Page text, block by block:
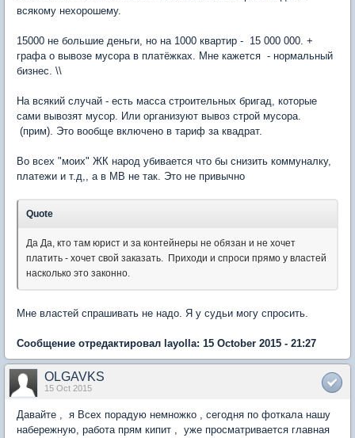
всякому нехорошему.
15000 не большие деньги, но на 1000 квартир - 15 000 000. +
графа о вывозе мусора в платёжках. Мне кажется - нормальный
бизнес. \\
На всякий случай - есть масса строительных бригад, которые
сами вывозят мусор. Или организуют вывоз строй мусора.
(прим). Это вообще включено в тариф за квадрат.
Во всех "моих" ЖК народ убивается что бы снизить коммуналку,
платежи и т.д,, а в МВ не так. Это не привычно
Quote
Да Да, кто там юрист и за контейнеры не обязан и не хочет
платить - хочет свой заказать. Приходи и спроси прямо у властей
насколько это законно.
Мне властей спрашивать не надо. Я у судьи могу спросить.
Сообщение отредактировал layolla: 15 October 2015 - 21:27
OLGAVKS
15 Oct 2015
Давайте , я Всех порадую немножко , сегодня по фоткала нашу
набережную, работа прям кипит , уже просматривается главная